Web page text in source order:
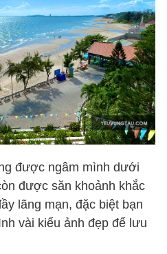
được ngâm mình dưới
được săn khoảnh khắc
lãng mạn, đặc biệt bạn
vài kiểu ảnh đẹp để lưu